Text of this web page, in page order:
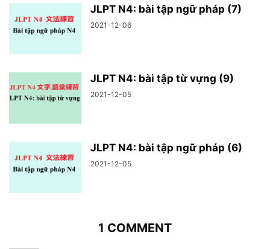
JLPT N4: bài tập ngữ pháp (7)
2021-12-06
JLPT N4: bài tập từ vựng (9)
2021-12-05
JLPT N4: bài tập ngữ pháp (6)
2021-12-05
1 COMMENT